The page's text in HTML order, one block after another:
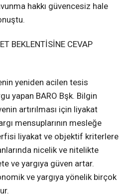
hakkı güvencesiz hale
BEKLENTİSİNE CEVAP
yeniden acilen tesis
yapan BARO Bşk. Bilgin
artırılması için liyakat
mensuplarının mesleğe
liyakat ve objektif kriterlere
nicelik ve nitelikte
ve yargıya güven artar.
ve yargıya yönelik birçok